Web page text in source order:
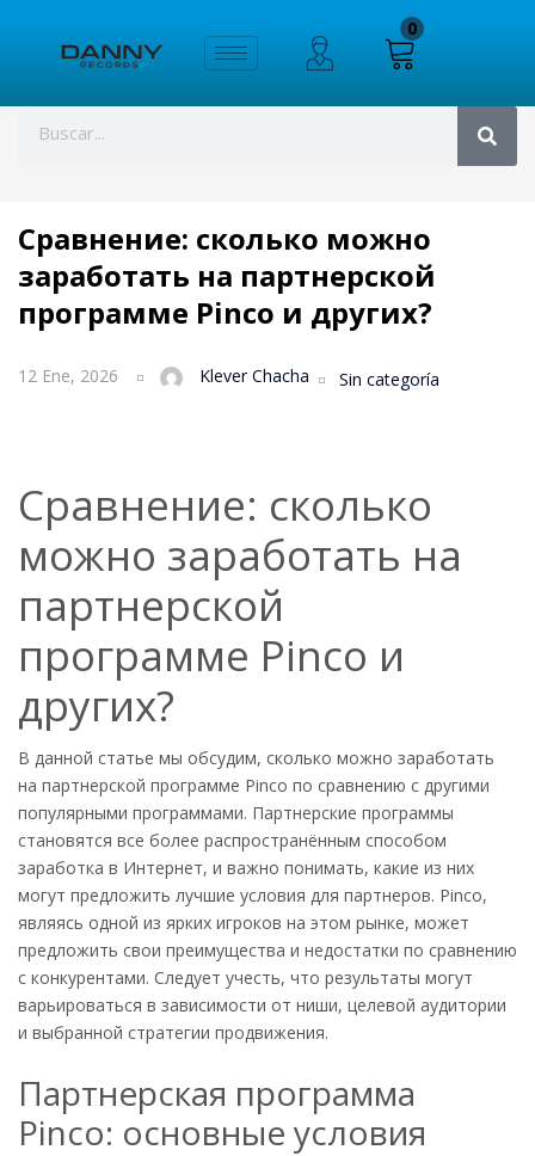
0
Сравнение: сколько можно
заработать на партнерской
программе Pinco и других?
12 Ene, 2026 Klever Chacha Sin categoría
Сравнение: сколько
можно заработать на
партнерской
программе Pinco и
других?
В данной статье мы обсудим, сколько можно заработать
на партнерской программе Pinco по сравнению с другими
популярными программами. Партнерские программы
становятся все более распространённым способом
заработка в Интернет, и важно понимать, какие из них
могут предложить лучшие условия для партнеров. Pinco,
являясь одной из ярких игроков на этом рынке, может
предложить свои преимущества и недостатки по сравнению
с конкурентами. Следует учесть, что результаты могут
варьироваться в зависимости от ниши, целевой аудитории
и выбранной стратегии продвижения.
Партнерская программа
Pinco: основные условия